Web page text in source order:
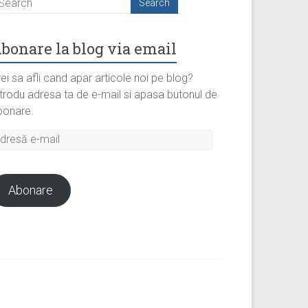
la blog via email
sa afli cand apar articole noi pe blog?
adresa ta de e-mail si apasa butonul de
Abonare